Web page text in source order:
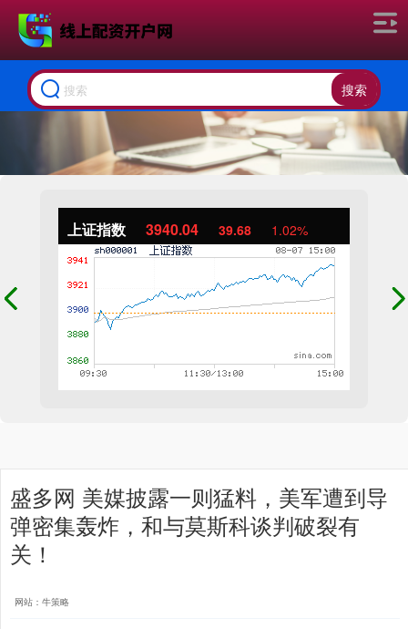
搜索
上证指数 3940.04 39.68 1.02%
盛多网 美媒披露一则猛料，美军遭到导
弹密集轰炸，和与莫斯科谈判破裂有
关！
网站：牛策略